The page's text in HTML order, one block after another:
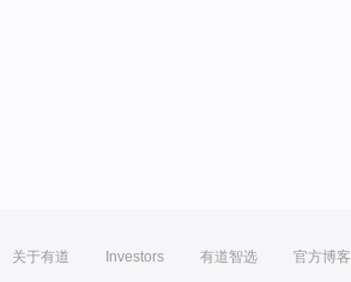
关于有道 Investors 有道智选 官方博客